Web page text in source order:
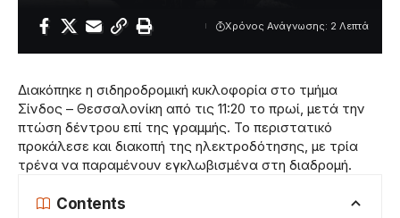
Χρόνος Ανάγνωσης: 2 Λεπτά
Διακόπηκε η σιδηροδρομική κυκλοφορία στο τμήμα
Σίνδος – Θεσσαλονίκη από τις 11:20 το πρωί, μετά την
πτώση δέντρου επί της γραμμής. Το περιστατικό
προκάλεσε και διακοπή της ηλεκτροδότησης, με τρία
τρένα να παραμένουν εγκλωβισμένα στη διαδρομή.
Contents